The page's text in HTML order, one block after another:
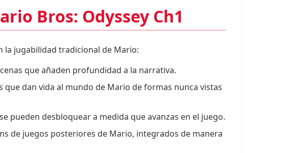
Bros: Odyssey Ch1
la jugabilidad tradicional de Mario:
que añaden profundidad a la narrativa.
dan vida al mundo de Mario de formas nunca vistas
pueden desbloquear a medida que avanzas en el juego.
de juegos posteriores de Mario, integrados de manera